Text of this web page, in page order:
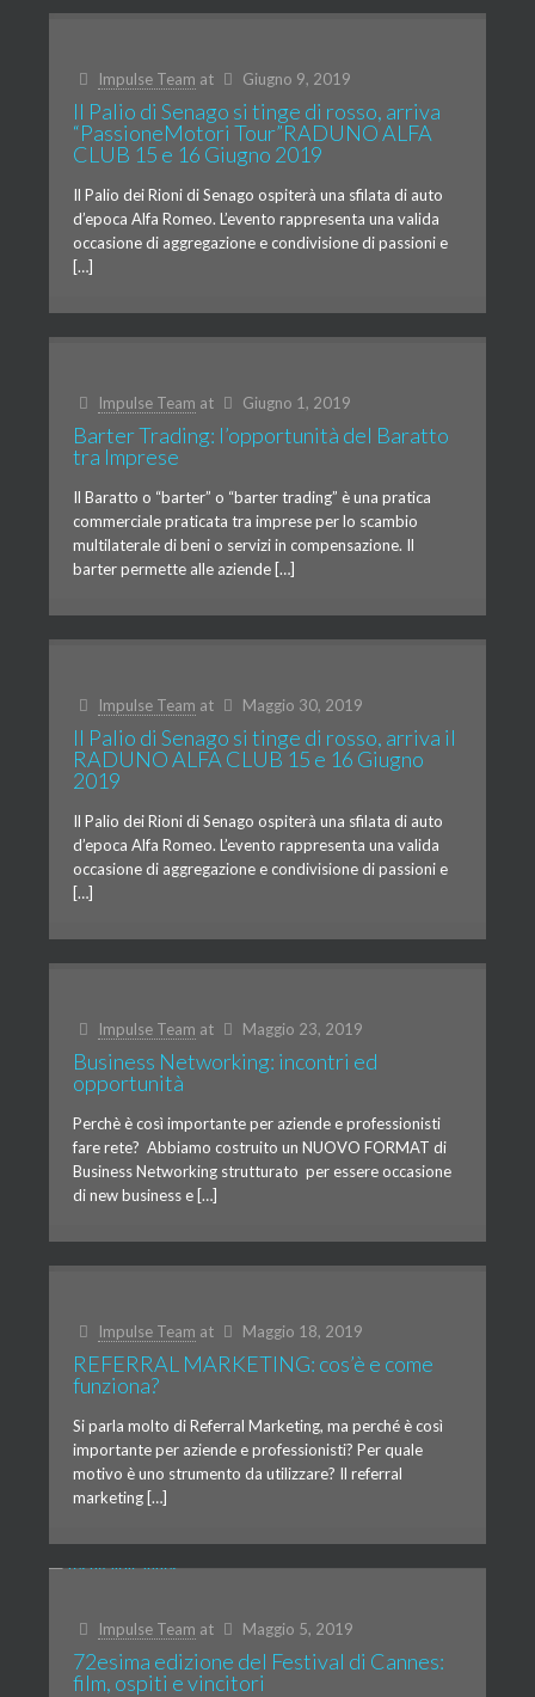
Impulse Team at Giugno 9, 2019
Il Palio di Senago si tinge di rosso, arriva
“PassioneMotori Tour”RADUNO ALFA
CLUB 15 e 16 Giugno 2019
Il Palio dei Rioni di Senago ospiterà una sfilata di auto
d’epoca Alfa Romeo. L’evento rappresenta una valida
occasione di aggregazione e condivisione di passioni e
[…]
Impulse Team at Giugno 1, 2019
Barter Trading: l’opportunità del Baratto
tra Imprese
Il Baratto o “barter” o “barter trading” è una pratica
commerciale praticata tra imprese per lo scambio
multilaterale di beni o servizi in compensazione. Il
barter permette alle aziende […]
Impulse Team at Maggio 30, 2019
Il Palio di Senago si tinge di rosso, arriva il
RADUNO ALFA CLUB 15 e 16 Giugno
2019
Il Palio dei Rioni di Senago ospiterà una sfilata di auto
d’epoca Alfa Romeo. L’evento rappresenta una valida
occasione di aggregazione e condivisione di passioni e
[…]
Impulse Team at Maggio 23, 2019
Business Networking: incontri ed
opportunità
Perchè è così importante per aziende e professionisti
fare rete? Abbiamo costruito un NUOVO FORMAT di
Business Networking strutturato per essere occasione
di new business e […]
Impulse Team at Maggio 18, 2019
REFERRAL MARKETING: cos’è e come
funziona?
Si parla molto di Referral Marketing, ma perché è così
importante per aziende e professionisti? Per quale
motivo è uno strumento da utilizzare? Il referral
marketing […]
Impulse Team at Maggio 5, 2019
72esima edizione del Festival di Cannes:
film, ospiti e vincitori